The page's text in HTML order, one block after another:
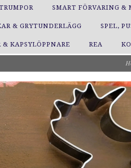
SMART FÖRVARING &
& GRYTUNDERLÄGG SPEL,
KAPSYLÖPPNARE REA